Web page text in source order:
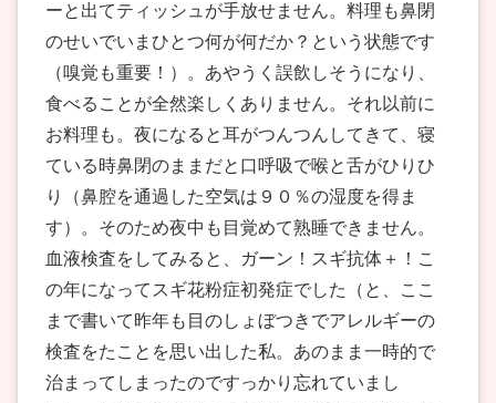
ーと出てティッシュが手放せません。料理も鼻閉
のせいでいまひとつ何が何だか？という状態です
（嗅覚も重要！）。あやうく誤飲しそうになり、
食べることが全然楽しくありません。それ以前に
お料理も。夜になると耳がつんつんしてきて、寝
ている時鼻閉のままだと口呼吸で喉と舌がひりひ
り（鼻腔を通過した空気は９０％の湿度を得ま
す）。そのため夜中も目覚めて熟睡できません。
血液検査をしてみると、ガーン！スギ抗体＋！こ
の年になってスギ花粉症初発症でした（と、ここ
まで書いて昨年も目のしょぼつきでアレルギーの
検査をたことを思い出した私。あのまま一時的で
治まってしまったのですっかり忘れていまし